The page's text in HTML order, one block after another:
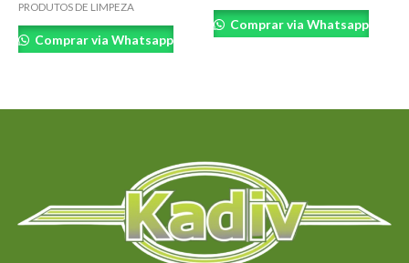
PRODUTOS DE LIMPEZA
Comprar via Whatsapp
Comprar via Whatsapp